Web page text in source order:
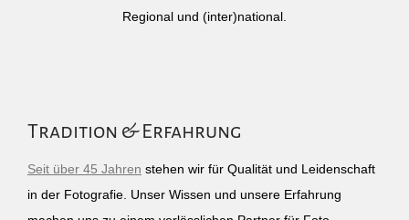
Regional und (inter)national.
Tradition & Erfahrung
Seit über 45 Jahren stehen wir für Qualität und Leidenschaft
in der Fotografie. Unser Wissen und unsere Erfahrung